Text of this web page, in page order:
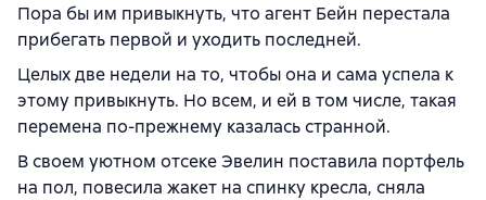
Пора бы им привыкнуть, что агент Бейн перестала
прибегать первой и уходить последней.
Целых две недели на то, чтобы она и сама успела к
этому привыкнуть. Но всем, и ей в том числе, такая
перемена по-прежнему казалась странной.
В своем уютном отсеке Эвелин поставила портфель
на пол, повесила жакет на спинку кресла, сняла